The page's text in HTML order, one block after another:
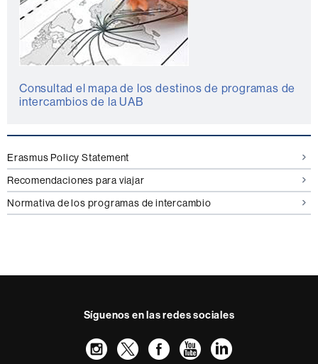
Consultad el mapa de los destinos de programas de
intercambios de la UAB
Erasmus Policy Statement
Recomendaciones para viajar
Normativa de los programas de intercambio
Síguenos en las redes sociales
Instagram
TwitterFacebook
Youtube
LinkedIn